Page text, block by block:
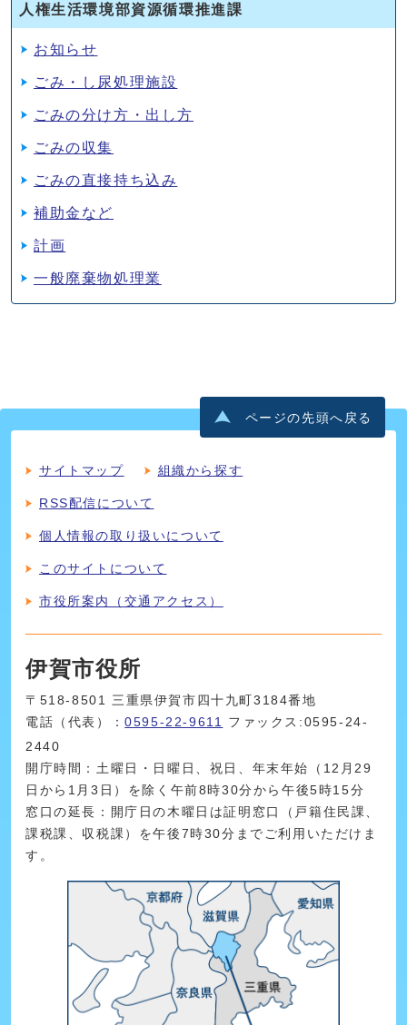
人権生活環境部資源循環推進課
お知らせ
ごみ・し尿処理施設
ごみの分け方・出し方
ごみの収集
ごみの直接持ち込み
補助金など
計画
一般廃棄物処理業
ページの先頭へ戻る
サイトマップ 組織から探す
RSS配信について
個人情報の取り扱いについて
このサイトについて
市役所案内（交通アクセス）
伊賀市役所
〒518-8501 三重県伊賀市四十九町3184番地
電話（代表）：0595-22-9611
ファックス:0595-24-
2440
開庁時間：土曜日・日曜日、祝日、年末年始（12月29
日から1月3日）を除く午前8時30分から午後5時15分
窓口の延長：開庁日の木曜日は証明窓口（戸籍住民課、
課税課、収税課）を午後7時30分までご利用いただけま
す。